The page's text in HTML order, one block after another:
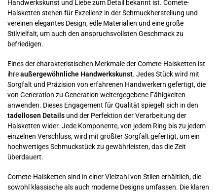
Handwerkskunst und Liebe zum Detail bekannt ist. Comete-
Halsketten stehen für Exzellenz in der Schmuckherstellung und
vereinen elegantes Design, edle Materialien und eine große
Stilvielfalt, um auch den anspruchsvollsten Geschmack zu
befriedigen.
Eines der charakteristischen Merkmale der Comete-Halsketten ist
ihreaußergewöhnliche Handwerkskunst. Jedes Stück wird mit
Sorgfalt und Präzision von erfahrenen Handwerkern gefertigt, die
von Generation zu Generation weitergegebene Fähigkeiten
anwenden. Dieses Engagement für Qualität spiegelt sich in den
tadellosen Details und der Perfektion der Verarbeitung der
Halsketten wider. Jede Komponente, von jedem Ring bis zu jedem
einzelnen Verschluss, wird mit größter Sorgfalt gefertigt, um ein
hochwertiges Schmuckstück zu gewährleisten, das die Zeit
überdauert.
Comete-Halsketten sind in einer Vielzahl von Stilen erhältlich, die
sowohl klassische als auch moderne Designs umfassen. Die klaren